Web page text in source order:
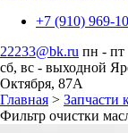
+7 (910) 969-
22233@bk.ru пн - пт
сб, вс - выходной
Октября, 87А
Главная > Запчасти
Фильтр очистки